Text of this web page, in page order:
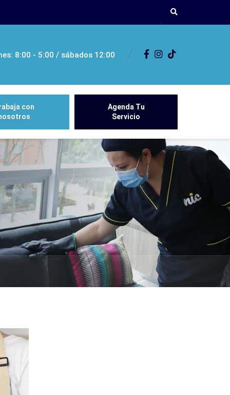
8:00 - 5:00 / sábados 12:00
con
Agenda Tu
Servicio